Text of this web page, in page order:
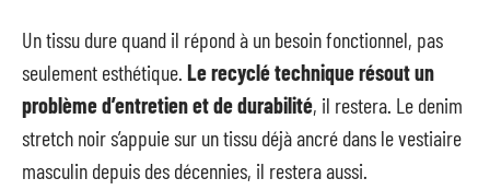
Un tissu dure quand il répond à un besoin fonctionnel, pas
seulement esthétique. Le recyclé technique résout un
problème d’entretien et de durabilité, il restera. Le denim
stretch noir s’appuie sur un tissu déjà ancré dans le vestiaire
masculin depuis des décennies, il restera aussi.